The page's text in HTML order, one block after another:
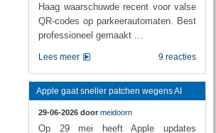
Haag waarschuwde recent voor valse
QR-codes op parkeerautomaten. Best
professioneel gemaakt ...
9 reacties
Lees meer
Apple gaat sneller patchen wegens AI
29-06-2026 door meidoorn
Op 29 mei heeft Apple updates